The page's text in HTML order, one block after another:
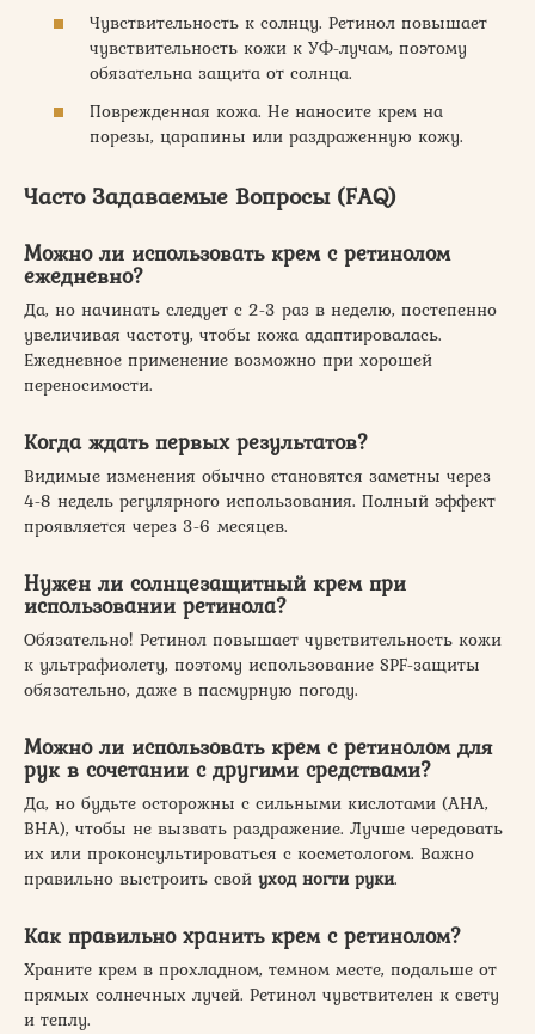
Чувствительность к солнцу. Ретинол повышает
чувствительность кожи к УФ-лучам, поэтому
обязательна защита от солнца.
Поврежденная кожа. Не наносите крем на
порезы, царапины или раздраженную кожу.
Часто Задаваемые Вопросы (FAQ)
Можно ли использовать крем с ретинолом
ежедневно?
Да, но начинать следует с 2-3 раз в неделю, постепенно
увеличивая частоту, чтобы кожа адаптировалась.
Ежедневное применение возможно при хорошей
переносимости.
Когда ждать первых результатов?
Видимые изменения обычно становятся заметны через
4-8 недель регулярного использования. Полный эффект
проявляется через 3-6 месяцев.
Нужен ли солнцезащитный крем при
использовании ретинола?
Обязательно! Ретинол повышает чувствительность кожи
к ультрафиолету, поэтому использование SPF-защиты
обязательно, даже в пасмурную погоду.
Можно ли использовать крем с ретинолом для
рук в сочетании с другими средствами?
Да, но будьте осторожны с сильными кислотами (AHA,
BHA), чтобы не вызвать раздражение. Лучше чередовать
их или проконсультироваться с косметологом. Важно
правильно выстроить свой уход ногти руки.
Как правильно хранить крем с ретинолом?
Храните крем в прохладном, темном месте, подальше от
прямых солнечных лучей. Ретинол чувствителен к свету
и теплу.